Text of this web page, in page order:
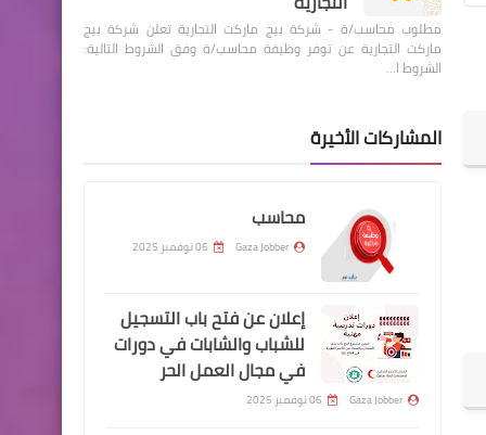
مطلوب محاسب/ة - شركة بيج ماركت التجارية تعلن شركة بيج
ماركت التجارية عن توفر وظيفة محاسب/ة وفق الشروط التالية:
الشروط ا…
المشاركات الأخيرة
محاسب
Gaza Jobber 06 نوفمبر 2025
إعلان عن فتح باب التسجيل
للشباب والشابات في دورات
في مجال العمل الحر
Gaza Jobber 06 نوفمبر 2025